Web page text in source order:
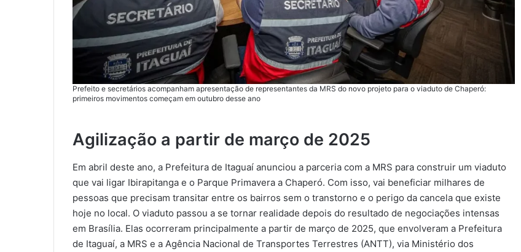
Prefeito e secretários acompanham apresentação de representantes da MRS do novo projeto para o viaduto de Chaperó:
primeiros movimentos começam em outubro desse ano
Agilização a partir de março de 2025
Em abril deste ano, a Prefeitura de Itaguaí anunciou a parceria com a MRS para construir um viaduto
que vai ligar Ibirapitanga e o Parque Primavera a Chaperó. Com isso, vai beneficiar milhares de
pessoas que precisam transitar entre os bairros sem o transtorno e o perigo da cancela que existe
hoje no local. O viaduto passou a se tornar realidade depois do resultado de negociações intensas
em Brasília. Elas ocorreram principalmente a partir de março de 2025, que envolveram a Prefeitura
de Itaguaí, a MRS e a Agência Nacional de Transportes Terrestres (ANTT), via Ministério dos